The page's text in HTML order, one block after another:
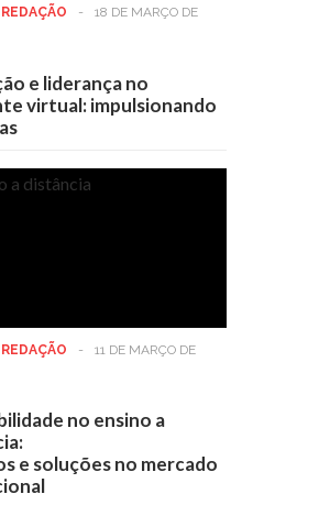
REDAÇÃO -
18 DE MARÇO DE
e liderança no
virtual: impulsionando
REDAÇÃO -
11 DE MARÇO DE
no ensino a
e soluções no mercado